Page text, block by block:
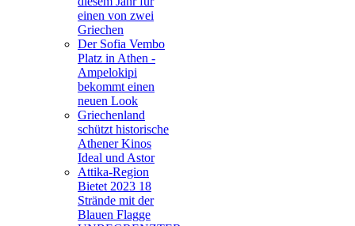
einen von zwei
Griechen
Der Sofia Vembo
Platz in Athen -
Ampelokipi
bekommt einen
neuen Look
Griechenland
schützt historische
Athener Kinos
Ideal und Astor
Attika-Region
Bietet 2023 18
Strände mit der
Blauen Flagge